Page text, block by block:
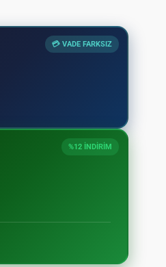
💳 VADE FARKSIZ
%12 İNDİRİM